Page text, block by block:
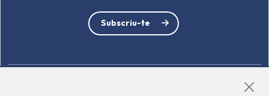
Subscriu-te